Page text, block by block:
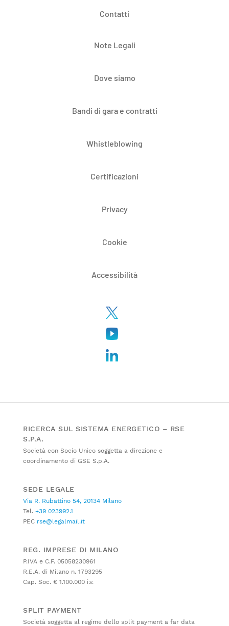
Contatti
Note Legali
Dove siamo
Bandi di gara e contratti
Whistleblowing
Certificazioni
Privacy
Cookie
Accessibilità
RICERCA SUL SISTEMA ENERGETICO – RSE
S.P.A.
Società con Socio Unico soggetta a direzione e
coordinamento di GSE S.p.A.
SEDE LEGALE
Via R. Rubattino 54, 20134 Milano
Tel. +39 023992.1
PEC rse@legalmail.it
REG. IMPRESE DI MILANO
P.IVA e C.F. 05058230961
R.E.A. di Milano n. 1793295
Cap. Soc. € 1.100.000 i.v.
SPLIT PAYMENT
Società soggetta al regime dello split payment a far data